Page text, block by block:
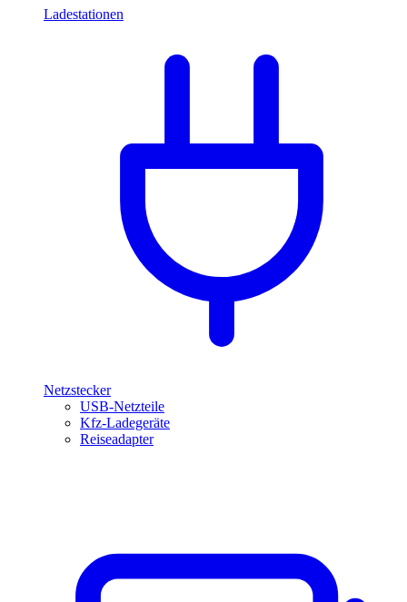
Ladestationen
Netzstecker
USB-Netzteile
Kfz-Ladegeräte
Reiseadapter